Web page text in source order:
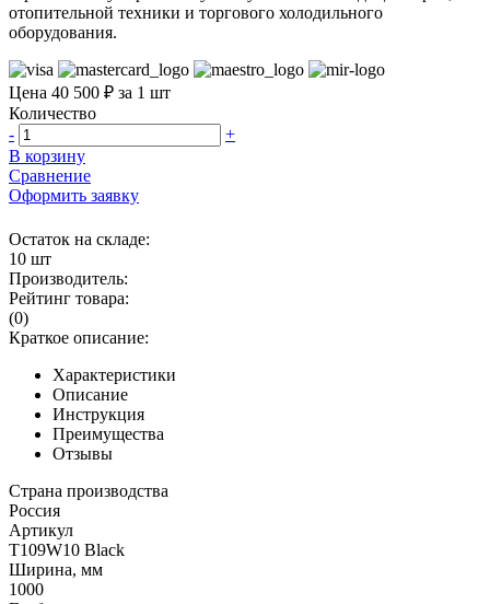
отопительной техники и торгового холодильного
оборудования.
Цена 40 500 ₽ за 1 шт
Количество
-
+
В корзину
Сравнение
Оформить заявку
Остаток на складе:
10 шт
Производитель:
Рейтинг товара:
(0)
Краткое описание:
Характеристики
Описание
Инструкция
Преимущества
Отзывы
Страна производства
Россия
Артикул
T109W10 Black
Ширина, мм
1000